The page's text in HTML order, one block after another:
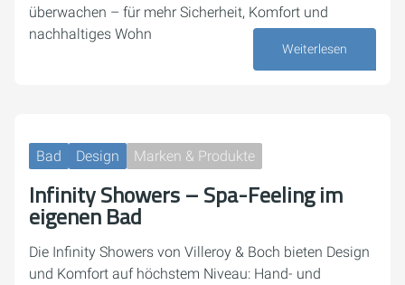
überwachen – für mehr Sicherheit, Komfort und
nachhaltiges Wohn
Weiterlesen
Bad Design Marken & Produkte
Infinity Showers – Spa-Feeling im
eigenen Bad
Die Infinity Showers von Villeroy & Boch bieten Design
und Komfort auf höchstem Niveau: Hand- und